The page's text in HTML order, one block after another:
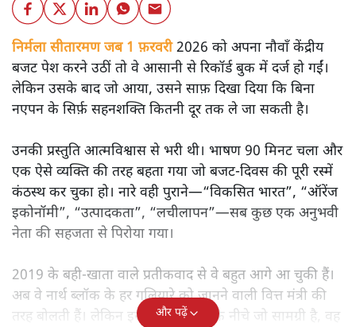
निर्मला सीतारमण जब 1 फ़रवरी2026 को अपना नौवाँ केंद्रीय
बजट पेश करने उठीं तो वे आसानी से रिकॉर्ड बुक में दर्ज हो गईं।
लेकिन उसके बाद जो आया, उसने साफ़ दिखा दिया कि बिना
नएपन के सिर्फ़ सहनशक्ति कितनी दूर तक ले जा सकती है।
उनकी प्रस्तुति आत्मविश्वास से भरी थी। भाषण 90 मिनट चला और
एक ऐसे व्यक्ति की तरह बहता गया जो बजट‑दिवस की पूरी रस्में
कंठस्थ कर चुका हो। नारे वही पुराने—“विकसित भारत”, “ऑरेंज
इकोनॉमी”, “उत्पादकता”, “लचीलापन”—सब कुछ एक अनुभवी
नेता की सहजता से पिरोया गया।
2019 के बही‑खाता वाले प्रतीकवाद से वे बहुत आगे आ चुकी हैं।
अब वे नार्थ ब्लॉक के हर गलियारे को जानने वाली वित्त मंत्री की
तरह बोलती हैं। लेकिन इस आत्मविश्वास के नीचे जो सामग्री है, वह
और पढ़ें